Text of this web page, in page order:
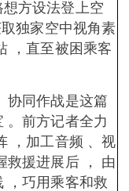
方设法登上空
独家空中视角素
，直至被困乘客
同作战是这篇
。前方记者全力
，加工音频 、视
救援进展后 ， 由
，巧用乘客和救